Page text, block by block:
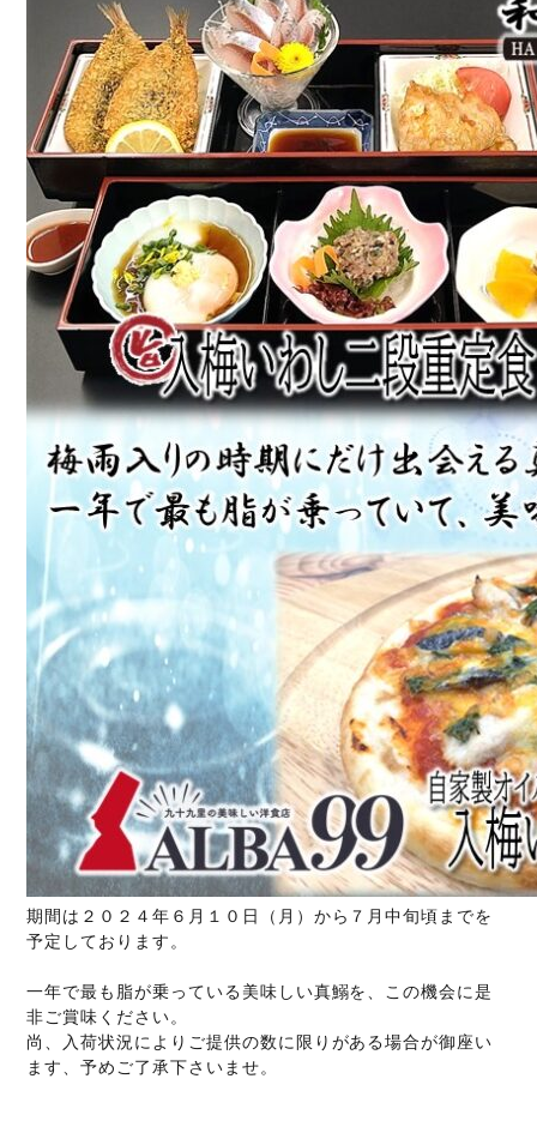
期間は２０２４年６月１０日（月）から７月中旬頃までを
予定しております。
一年で最も脂が乗っている美味しい真鰯を、この機会に是
非ご賞味ください。
尚、入荷状況によりご提供の数に限りがある場合が御座い
ます、予めご了承下さいませ。